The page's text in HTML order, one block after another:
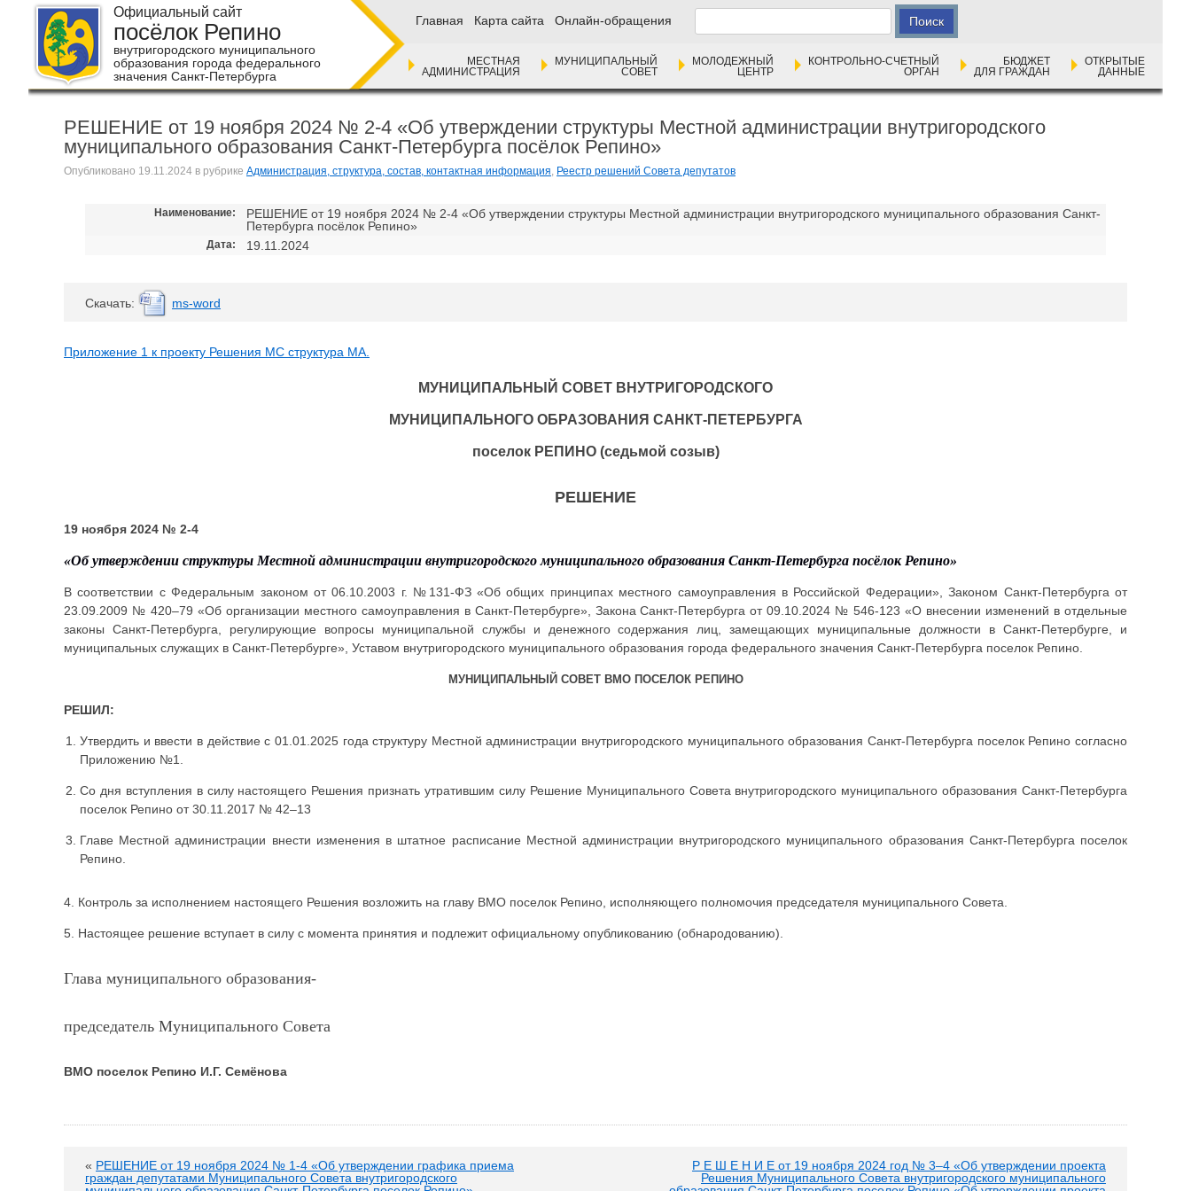
Официальный сайт
посёлок Репино
внутригородского муниципального
образования города федерального
значения Санкт-Петербурга
Главная Карта сайта Онлайн-обращения
МЕСТНАЯ
АДМИНИСТРАЦИЯ
МУНИЦИПАЛЬНЫЙ
СОВЕТ
МОЛОДЕЖНЫЙ
ЦЕНТР
КОНТРОЛЬНО-СЧЕТНЫЙ
ОРГАН
БЮДЖЕТ
ДЛЯ ГРАЖДАН
ОТКРЫТЫЕ
ДАННЫЕ
РЕШЕНИЕ от 19 ноября 2024 № 2-4 «Об утверждении структуры Местной администрации внутригородского
муниципального образования Санкт-Петербурга посёлок Репино»
Опубликовано 19.11.2024 в рубрике Администрация, структура, состав, контактная информация, Реестр решений Совета депутатов
Наименование:
РЕШЕНИЕ от 19 ноября 2024 № 2-4 «Об утверждении структуры Местной администрации внутригородского муниципального образования Санкт-
Петербурга посёлок Репино»
Дата: 19.11.2024
Cкачать: ms-word
Приложение 1 к проекту Решения МС структура МА.
МУНИЦИПАЛЬНЫЙ СОВЕТ ВНУТРИГОРОДСКОГО
МУНИЦИПАЛЬНОГО ОБРАЗОВАНИЯ САНКТ-ПЕТЕРБУРГА
поселок РЕПИНО (седьмой созыв)
РЕШЕНИЕ
19 ноября 2024 № 2-4
«Об утверждении структуры Местной администрации внутригородского муниципального образования Санкт-Петербурга посёлок Репино»
В соответствии с Федеральным законом от 06.10.2003 г. №131-ФЗ «Об общих принципах местного самоуправления в Российской Федерации», Законом Санкт-Петербурга от
23.09.2009 № 420–79 «Об организации местного самоуправления в Санкт-Петербурге», Закона Санкт-Петербурга от 09.10.2024 № 546-123 «О внесении изменений в отдельные
законы Санкт-Петербурга, регулирующие вопросы муниципальной службы и денежного содержания лиц, замещающих муниципальные должности в Санкт-Петербурге, и
муниципальных служащих в Санкт-Петербурге», Уставом внутригородского муниципального образования города федерального значения Санкт-Петербурга поселок Репино.
МУНИЦИПАЛЬНЫЙ СОВЕТ ВМО ПОСЕЛОК РЕПИНО
РЕШИЛ:
Утвердить и ввести в действие с 01.01.2025 года структуру Местной администрации внутригородского муниципального образования Санкт-Петербурга поселок Репино согласно
Приложению №1.
Со дня вступления в силу настоящего Решения признать утратившим силу Решение Муниципального Совета внутригородского муниципального образования Санкт-Петербурга
поселок Репино от 30.11.2017 № 42–13
Главе Местной администрации внести изменения в штатное расписание Местной администрации внутригородского муниципального образования Санкт-Петербурга поселок
Репино.
4. Контроль за исполнением настоящего Решения возложить на главу ВМО поселок Репино, исполняющего полномочия председателя муниципального Совета.
5. Настоящее решение вступает в силу с момента принятия и подлежит официальному опубликованию (обнародованию).
Глава муниципального образования-
председатель Муниципального Совета
ВМО поселок Репино И.Г. Семёнова
« РЕШЕНИЕ от 19 ноября 2024 № 1-4 «Об утверждении графика приема
граждан депутатами Муниципального Совета внутригородского
Р Е Ш Е Н И Е от 19 ноября 2024 год № 3–4 «Об утверждении проекта
Решения Муниципального Совета внутригородского муниципального